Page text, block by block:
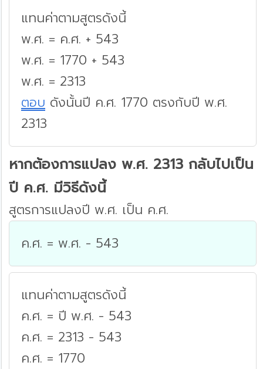
แทนค่าตามสูตรดังนี้
พ.ศ. = ค.ศ. + 543
พ.ศ. = 1770 + 543
พ.ศ. = 2313
ตอบ ดังนั้นปี ค.ศ. 1770 ตรงกับปี พ.ศ.
2313
หากต้องการแปลง พ.ศ. 2313 กลับไปเป็น
ปี ค.ศ. มีวิธีดังนี้
สูตรการแปลงปี พ.ศ. เป็น ค.ศ.
ค.ศ. = พ.ศ. - 543
แทนค่าตามสูตรดังนี้
ค.ศ. = ปี พ.ศ. - 543
ค.ศ. = 2313 - 543
ค.ศ. = 1770